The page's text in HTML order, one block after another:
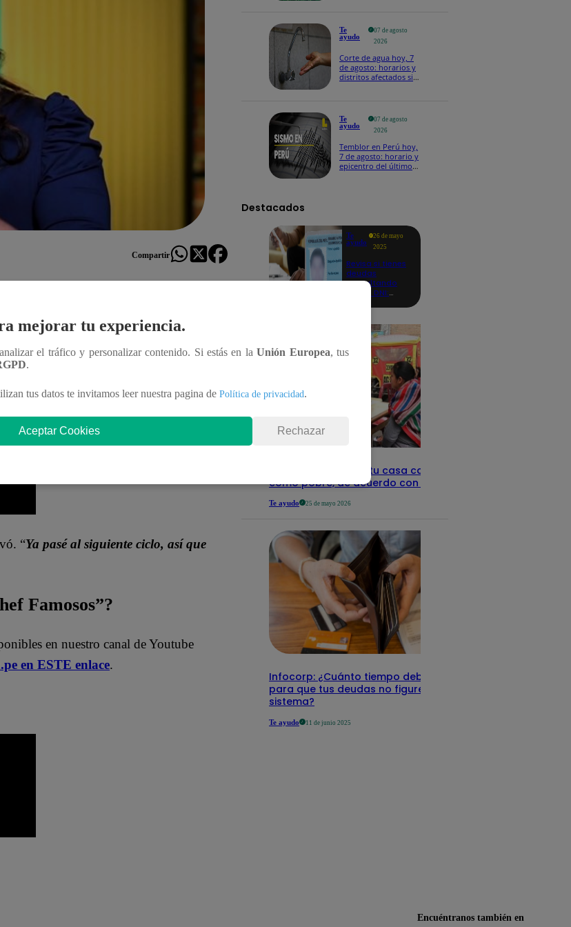
Compartir
la Noche de Desaprobados y pasaron
La Academia”.
a la cerveza fue Wendy. “
de nivel, vamos
”, festejó.
“Ya pasé al siguiente ciclo, así que
Famosos”?
en nuestro canal de Youtube
en ESTE enlace.
Te
ayudo
07 de agosto
2026
Corte de agua hoy, 7
de agosto: horarios y
distritos afectados sin
Te
ayudo
07 de agosto
2026
Temblor en Perú hoy,
7 de agosto: horario y
epicentro del último
Destacados
Te
ayudo
26 de mayo
2025
Revisa si tienes
deudas
consultando
con tu DNI:
detalles
Revisa con tu DNI si tu casa califica
como pobre, de acuerdo con el Sisfoh
Te ayudo 25 de mayo 2026
Infocorp: ¿Cuánto tiempo debe pasar
para que tus deudas no figuren en su
sistema?
Te ayudo 11 de junio 2025
mejorar tu experiencia.
el tráfico y personalizar contenido. Si estás en laUnión Europea, tus
.
tus datos te invitamos leer nuestra pagina de Política de privacidad.
Aceptar Cookies Rechazar
Encuéntranos también en